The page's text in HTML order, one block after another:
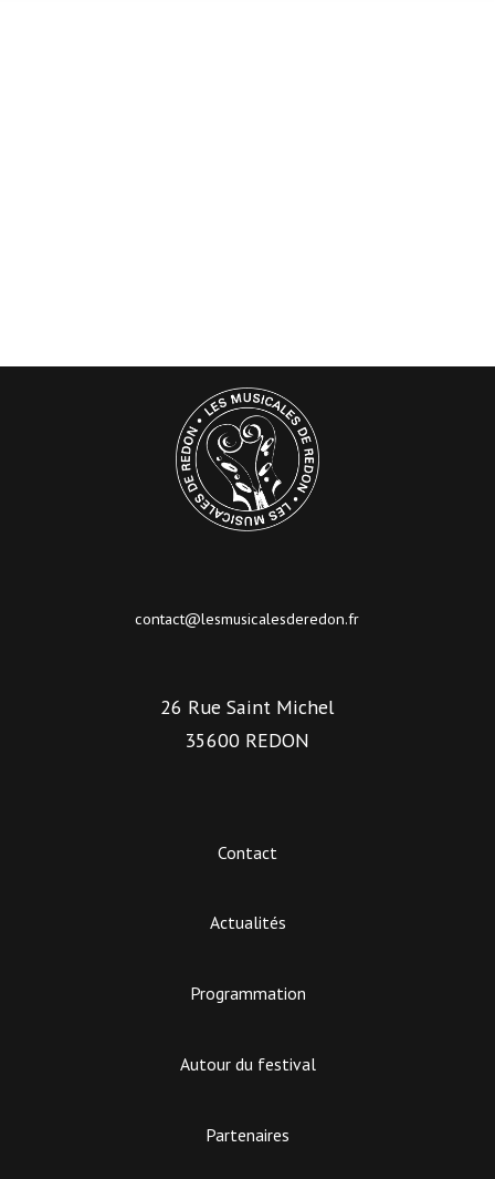
contact@lesmusicalesderedon.fr
26 Rue Saint Michel
35600 REDON
Contact
Actualités
Programmation
Autour du festival
Partenaires